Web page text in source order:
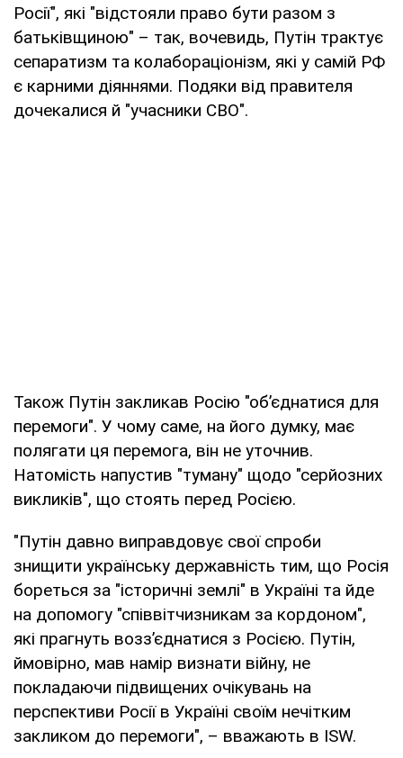
Росії", які "відстояли право бути разом з
батьківщиною" – так, вочевидь, Путін трактує
сепаратизм та колабораціонізм, які у самій РФ
є карними діяннями. Подяки від правителя
дочекалися й "учасники СВО".
Також Путін закликав Росію "об’єднатися для
перемоги". У чому саме, на його думку, має
полягати ця перемога, він не уточнив.
Натомість напустив "туману" щодо "серйозних
викликів", що стоять перед Росією.
"Путін давно виправдовує свої спроби
знищити українську державність тим, що Росія
бореться за "історичні землі" в Україні та йде
на допомогу "співвітчизникам за кордоном",
які прагнуть возз’єднатися з Росією. Путін,
ймовірно, мав намір визнати війну, не
покладаючи підвищених очікувань на
перспективи Росії в Україні своїм нечітким
закликом до перемоги", – вважають в ISW.